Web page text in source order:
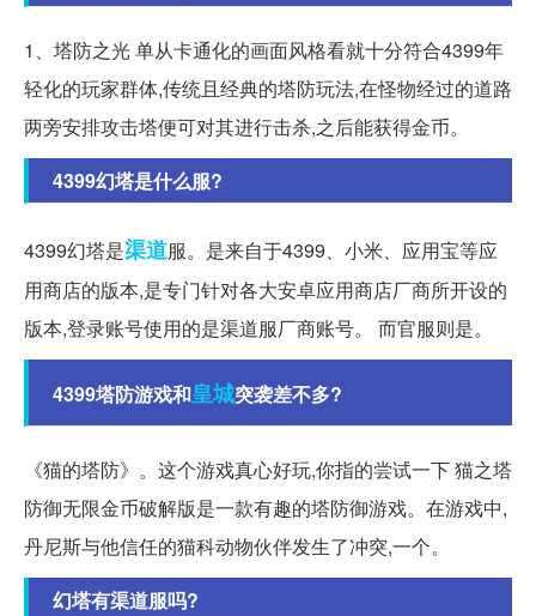
1、塔防之光 单从卡通化的画面风格看就十分符合4399年
轻化的玩家群体,传统且经典的塔防玩法,在怪物经过的道路
两旁安排攻击塔便可对其进行击杀,之后能获得金币。
4399幻塔是什么服?
4399幻塔是渠道服。是来自于4399、小米、应用宝等应
用商店的版本,是专门针对各大安卓应用商店厂商所开设的
版本,登录账号使用的是渠道服厂商账号。 而官服则是。
4399塔防游戏和皇城突袭差不多?
《猫的塔防》。这个游戏真心好玩,你指的尝试一下 猫之塔
防御无限金币破解版是一款有趣的塔防御游戏。在游戏中,
丹尼斯与他信任的猫科动物伙伴发生了冲突,一个。
幻塔有渠道服吗?